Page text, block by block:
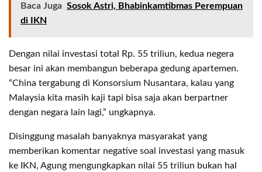
Baca Juga Sosok Astri, Bhabinkamtibmas Perempuan
di IKN
Dengan nilai investasi total Rp. 55 triliun, kedua negera
besar ini akan membangun beberapa gedung apartemen.
“China tergabung di Konsorsium Nusantara, kalau yang
Malaysia kita masih kaji tapi bisa saja akan berpartner
dengan negara lain lagi,” ungkapnya.
Disinggung masalah banyaknya masyarakat yang
memberikan komentar negative soal investasi yang masuk
ke IKN, Agung mengungkapkan nilai 55 triliun bukan hal